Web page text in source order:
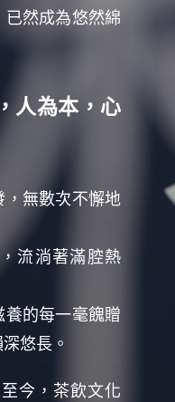
然成為悠然綿
人為本，心
無數次不懈地
流淌著滿腔熱
的每一毫餽贈
悠長。
今， 茶飲文化